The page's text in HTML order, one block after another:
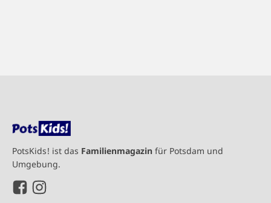
PotsKids! ist das Familienmagazin für Potsdam und
Umgebung.